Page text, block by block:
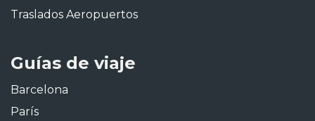
Traslados Aeropuertos
Guías de viaje
Barcelona
París